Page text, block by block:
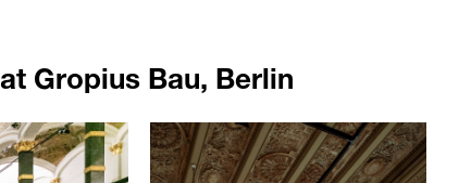
at Gropius Bau, Berlin
1120
/upload/news/